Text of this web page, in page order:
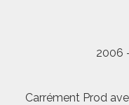
2006
Carrément Prod